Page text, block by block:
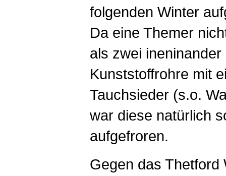
folgenden Winter
Da eine Themer
als zwei ineninander
Kunststoffrohre mit
Tauchsieder (s.o.
war diese natürlich
aufgefroren.
Gegen das Thetford